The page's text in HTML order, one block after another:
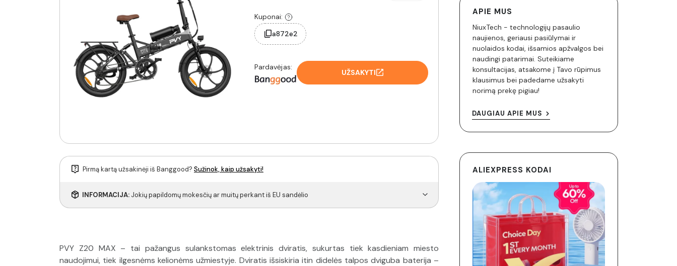
Kuponai:
a872e2
Pardavėjas:
UŽSAKYTI
Pirmą kartą užsakinėji iš Banggood? Sužinok, kaip užsakyti!
INFORMACIJA: Jokių papildomų mokesčių ar muitų perkant iš EU sandėlio
PVY Z20 MAX – tai pažangus sulankstomas elektrinis dviratis, sukurtas tiek kasdieniam miesto
naudojimui, tiek ilgesnėms kelionėms užmiestyje. Dviratis išsiskiria itin didelės talpos dviguba baterija –
APIE MUS
NiuxTech - technologijų pasaulio
naujienos, geriausi pasiūlymai ir
nuolaidos kodai, išsamios apžvalgos bei
naudingi patarimai. Suteikiame
konsultacijas, atsakome į Tavo rūpimus
klausimus bei padedame užsakyti
norimą prekę pigiau!
DAUGIAU APIE MUS
ALIEXPRESS KODAI